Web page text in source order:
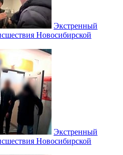
Экстренный
Новосибирской
Экстренный
Новосибирской